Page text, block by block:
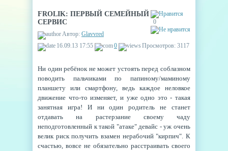
0
FROLIK: ПЕРВЫЙ СЕМЕЙНЫЙ
СЕРВИС
Автор: Glavvred
16.09.13 17:55
0 Просмотров: 3117
Ни один ребёнок не может устоять перед соблазном
поводить пальчиками по папиному/маминому
планшету или смартфону, ведь каждое неловкое
движение что-то изменяет, и уже одно это - такая
занятная игра! И ни один родитель не станет
отдавать на растерзание своему чаду
неподготовленный к такой "атаке" девайс - уж очень
велик риск получить взамен нерабочий "кирпич". К
счастью, вовсе не обязательно расстраивать своего